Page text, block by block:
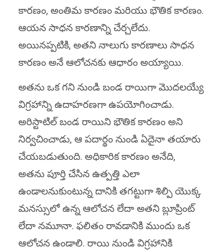
కారణం, అంతిమ కారణం మరియు భౌతిక కారణం.
ఆయన సాధన కారణాన్ని చేర్చలేదు.
అయినప్పటికి, అతని నాలుగు కారణాలు సాధన
కారణం అనే ఆలోచనకు ఆధారం అయ్యాయి.
అతను ఒక గని నుండి బండ రాయిగా మొదలయ్యే
విగ్రహాన్ని ఉదాహరణగా ఉపయోగించాడు.
అరిస్టాటిల్ బండ రాయిని భౌతిక కారణం అని
నిర్వచించాడు, ఆ పదార్థం నుండి ఏదైనా తయారు
చేయబడుతుంది. అధికారిక కారణం అనేది,
అతను పూర్తి చేసిన ఉత్పత్తి ఎలా
ఉండాలనుకుంటున్న దానికి తగట్టుగా శిల్పి యొక్క
మనస్సులో ఉన్న ఆలోచన లేదా అతని బ్లూప్రింట్
లేదా నమూనా. ఫలితం రావడానికి ముందు ఒక
ఆలోచన ఉండాలి. రాయి నుండి విగ్రహానికి